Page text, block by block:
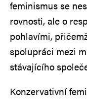
feminismus se
rovnosti, ale o
pohlavími,
spolupráci mezi
stávajícího
Konzervativní